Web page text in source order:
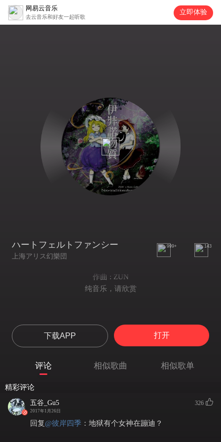
网易云音乐
去云音乐和好友一起听歌
立即体验
ハートフェルトファンシー
上海アリス幻樂団
999+ 143
作曲 : ZUN
纯音乐，请欣赏
下载APP 打开
评论 相似歌曲 相似歌单
精彩评论
五谷_Gu5
2017年1月26日
326
回复@彼岸四季 ： 地狱有个女神在蹦迪？